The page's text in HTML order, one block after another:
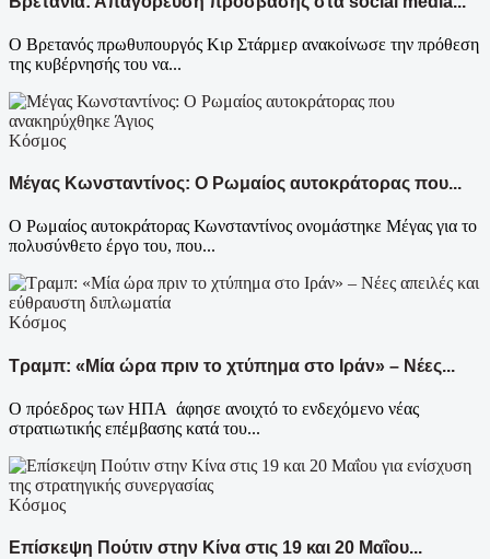
Ο Βρετανός πρωθυπουργός Κιρ Στάρμερ ανακοίνωσε την πρόθεση
της κυβέρνησής του να...
Κόσμος
Μέγας Κωνσταντίνος: Ο Ρωμαίος αυτοκράτορας που...
Ο Ρωμαίος αυτοκράτορας Κωνσταντίνος ονομάστηκε Μέγας για το
πολυσύνθετο έργο του, που...
Κόσμος
Τραμπ: «Μία ώρα πριν το χτύπημα στο Ιράν» – Νέες...
Ο πρόεδρος των ΗΠΑ άφησε ανοιχτό το ενδεχόμενο νέας
στρατιωτικής επέμβασης κατά του...
Κόσμος
Επίσκεψη Πούτιν στην Κίνα στις 19 και 20 Μαΐου...